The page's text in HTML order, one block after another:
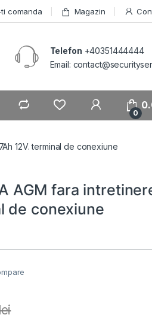
comanda Magazin
Telefon +40351444444
Email:
0
12V. terminal de conexiune
AGM fara
de conexiune